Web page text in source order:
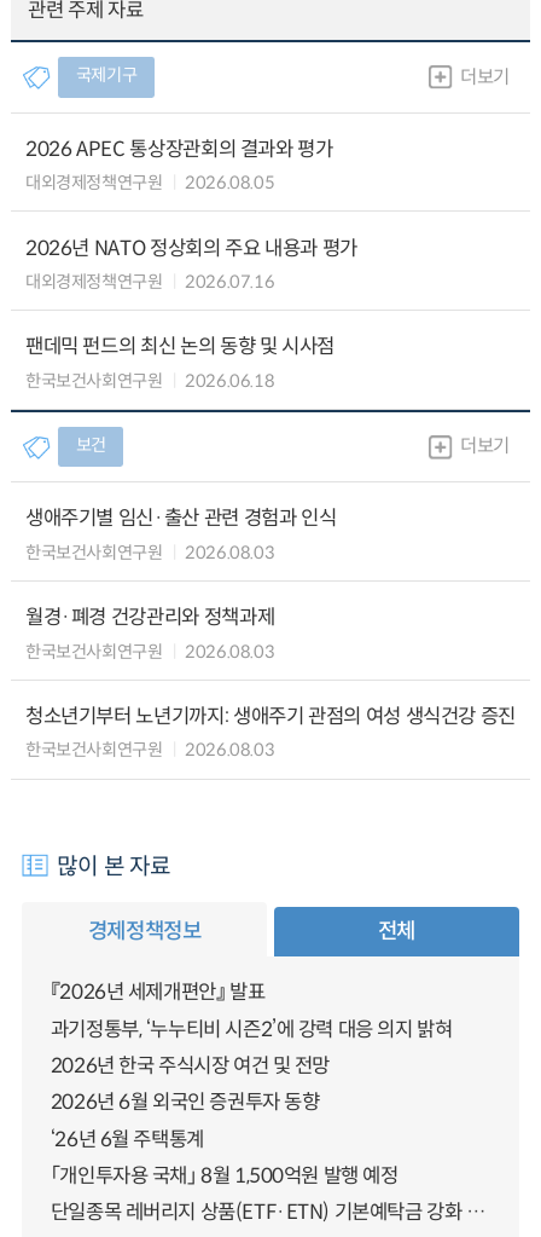
관련 주제 자료
국제기구 더보기
2026 APEC 통상장관회의 결과와 평가
대외경제정책연구원 2026.08.05
2026년 NATO 정상회의 주요 내용과 평가
대외경제정책연구원 2026.07.16
팬데믹 펀드의 최신 논의 동향 및 시사점
한국보건사회연구원 2026.06.18
보건 더보기
생애주기별 임신·출산 관련 경험과 인식
한국보건사회연구원 2026.08.03
월경·폐경 건강관리와 정책과제
한국보건사회연구원 2026.08.03
청소년기부터 노년기까지: 생애주기 관점의 여성 생식건강 증진
한국보건사회연구원 2026.08.03
많이 본 자료
경제정책정보 전체
『2026년 세제개편안』 발표
과기정통부, ‘누누티비 시즌2’에 강력 대응 의지 밝혀
2026년 한국 주식시장 여건 및 전망
2026년 6월 외국인 증권투자 동향
‘26년 6월 주택통계
「개인투자용 국채」 8월 1,500억원 발행 예정
단일종목 레버리지 상품(ETF·ETN) 기본예탁금 강화 조기시행 방안 안내